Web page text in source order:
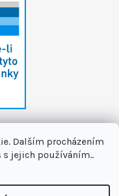
Dalším procházením
jejich používáním..